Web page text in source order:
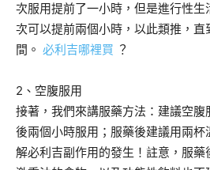
次服用提前了一小時，但是進行性
次可以提前兩個小時，以此類推，
間。 必利吉哪裡買 ？
2、空腹服用
接著，我們來講服藥方法：建議空
後兩個小時服用；服藥後建議用兩
解必利吉副作用的發生！註意，服藥